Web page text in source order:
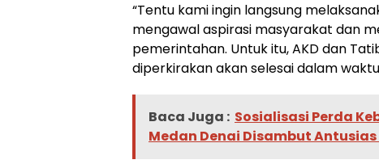
“Tentu kami ingin langsung
mengawal aspirasi masyarakat dan
pemerintahan. Untuk itu, AKD dan
diperkirakan akan selesai dalam
Baca Juga : Sosialisasi Perda
Medan Denai Disambut